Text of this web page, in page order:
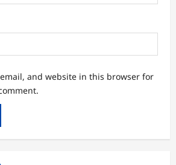
and website in this browser for